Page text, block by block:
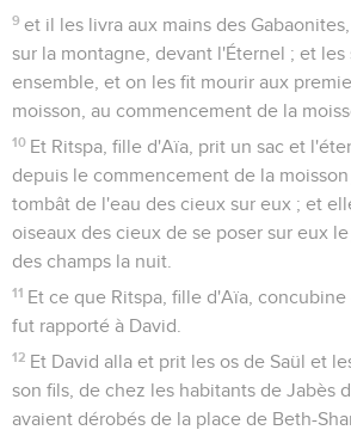
9 et il les livra aux mains des
sur la montagne, devant l'Éternel ; et
ensemble, et on les fit mourir aux
moisson, au commencement de la
10 Et Ritspa, fille d'Aïa, prit un sac et
depuis le commencement de la
tombât de l'eau des cieux sur eux ; et
oiseaux des cieux de se poser sur eux
des champs la nuit.
11 Et ce que Ritspa, fille d'Aïa,
fut rapporté à David.
12 Et David alla et prit les os de Saül et
son fils, de chez les habitants de Jabès
avaient dérobés de la place de Beth-